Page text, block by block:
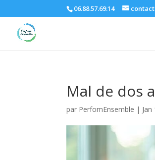
06.88.57.69.14
Mal de dos
par PerfomEnsemble |